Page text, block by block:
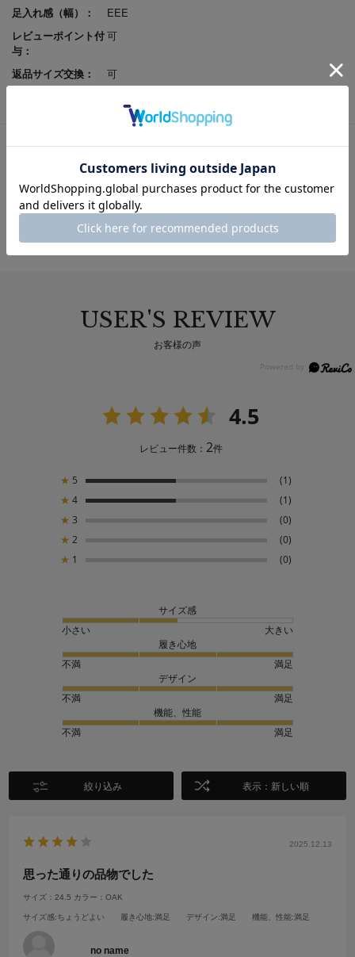
足入れ感（幅）：
EEE
レビューポイント付
与：
可
返品サイズ交換：
可
USER'S REVIEW
お客様の声
4.5
レビュー件数： 2件
★ 5
(1)
★ 4
(1)
★ 3
(0)
★ 2
(0)
★ 1 (0)
サイズ感
小さい
大きい
履き心地
不満
満足
デザイン
不満
満足
機能、性能
不満
満足
絞り込み 表示：新しい順
2025.12.13
思った通りの品物でした
サイズ：24.5 カラー：OAK
サイズ感:ちょうどよい 履き心地:満足 デザイン:満足 機能、性能:満足
no name